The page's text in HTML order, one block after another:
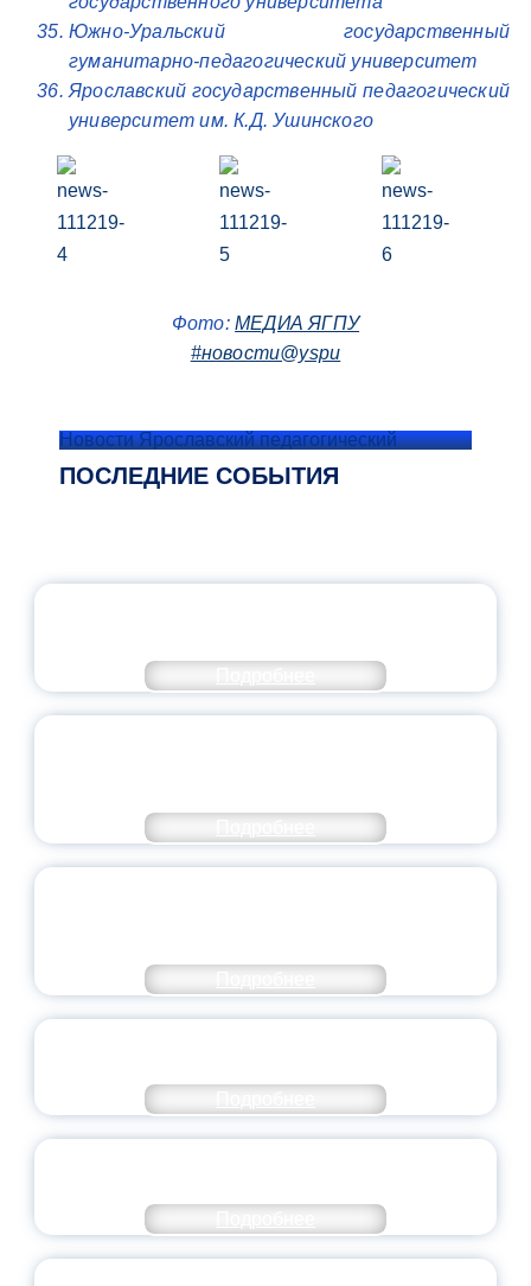
Южно-Уральский государственный
гуманитарно-педагогический университет
Ярославский государственный педагогический
университет им. К.Д. Ушинского
Фото:МЕДИА ЯГПУ
#новости@yspu
Новости Ярославский педагогический
ПОСЛЕДНИЕ СОБЫТИЯ